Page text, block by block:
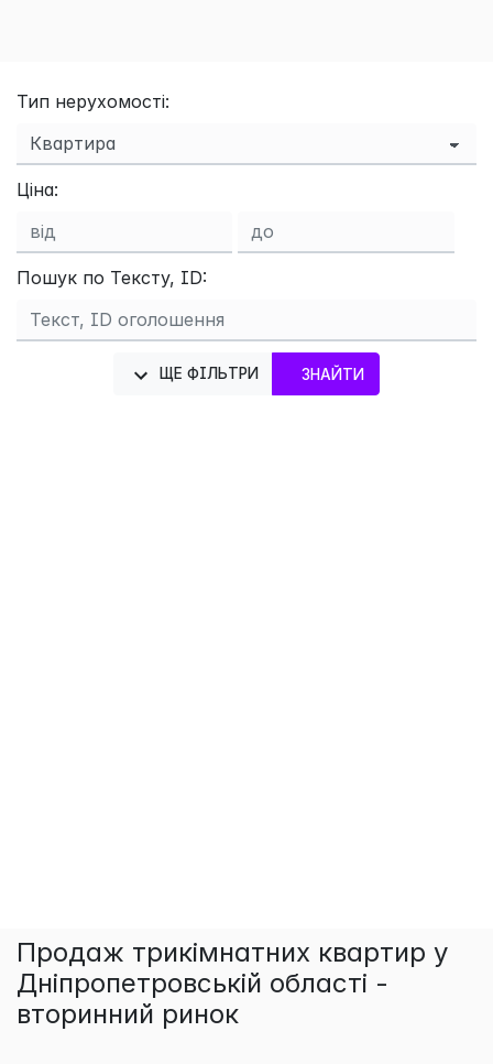
Тип нерухомості:
Ціна:
Пошук по Тексту, ID:
ЩЕ ФІЛЬТРИ ЗНАЙТИ
Продаж трикімнатних квартир у
Дніпропетровській області -
вторинний ринок